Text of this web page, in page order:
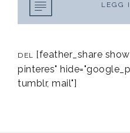
LEGG
DEL [feather_share
pinteres"
tumblr, mail"]